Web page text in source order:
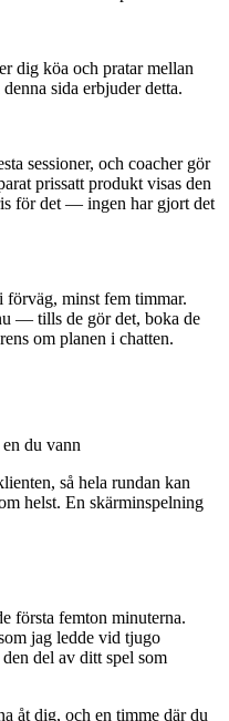
dig köa och pratar mellan
sida erbjuder detta.
sessioner, och coacher gör
prissatt produkt visas den
för det — ingen har gjort det
förväg, minst fem timmar.
— tills de gör det, boka de
om planen i chatten.
du vann
så hela rundan kan
helst. En skärminspelning
första femton minuterna.
jag ledde vid tjugo
del av ditt spel som
åt dig, och en timme där du